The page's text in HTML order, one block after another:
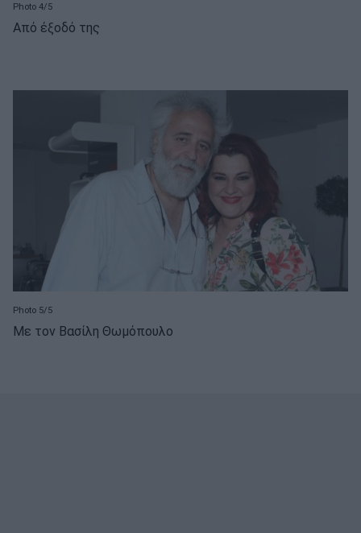
Photo 4/5
Από έξοδό της
Photo 5/5
Με τον Βασίλη Θωμόπουλο